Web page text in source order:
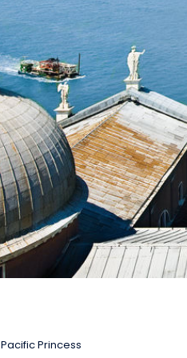
Pacific Princess